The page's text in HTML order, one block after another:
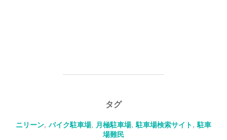
タグ
ニリーン, バイク駐車場, 月極駐車場, 駐車場検索サイト, 駐車
場難民